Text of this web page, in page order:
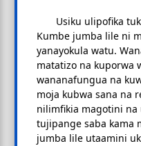
Usiku ulipofika
Kumbe jumba lile ni
yanayokula watu.
matatizo na kuporwa
wananafungua na
moja kubwa sana na
nilimfikia magotini na
tujipange saba kama
jumba lile utaamini